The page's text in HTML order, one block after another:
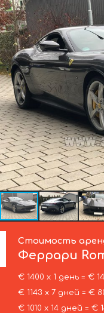
Стоимость
Феррари
€ 1400 х 1 день = €
€ 1143 х 7 дней = €
€ 1010 х 14 дней = €